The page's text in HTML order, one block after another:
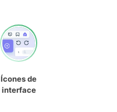
Ícones de
interface